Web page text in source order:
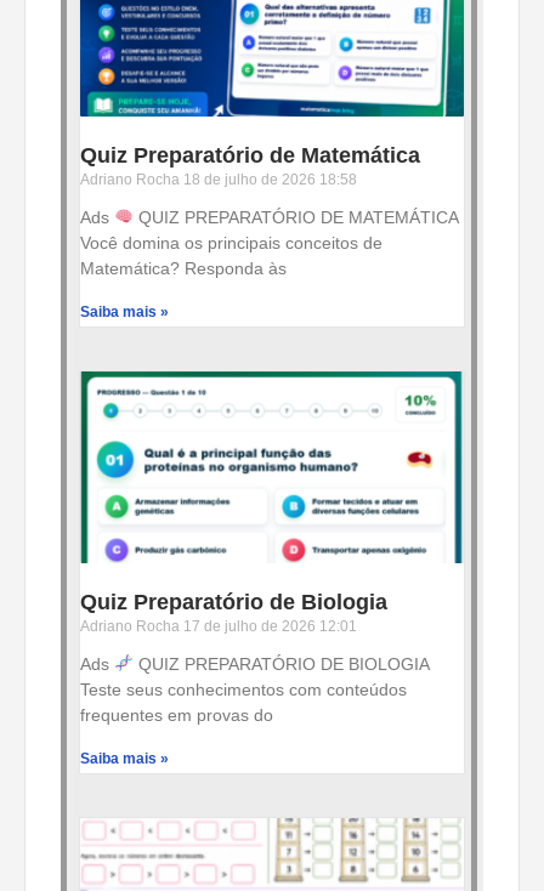
Quiz Preparatório de Matemática
Adriano Rocha 18 de julho de 2026 18:58
Ads
QUIZ PREPARATÓRIO DE MATEMÁTICA
Você domina os principais conceitos de
Matemática? Responda às
Saiba mais »
Quiz Preparatório de Biologia
Adriano Rocha 17 de julho de 2026 12:01
Ads
QUIZ PREPARATÓRIO DE BIOLOGIA
Teste seus conhecimentos com conteúdos
frequentes em provas do
Saiba mais »